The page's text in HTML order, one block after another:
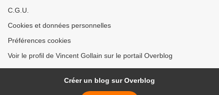
C.G.U.
Cookies et données personnelles
Préférences cookies
Voir le profil de Vincent Gollain sur le portail Overblog
Créer un blog sur Overblog